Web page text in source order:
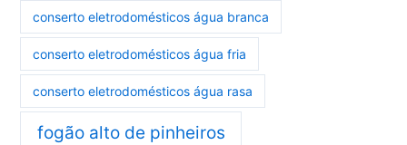
conserto eletrodomésticos água branca
conserto eletrodomésticos água fria
conserto eletrodomésticos água rasa
fogão alto de pinheiros